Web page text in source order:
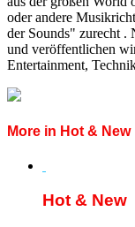
oder andere
der Sounds" zurecht .
und veröffentlichen
Entertainment,
More in Hot & New
Hot & New